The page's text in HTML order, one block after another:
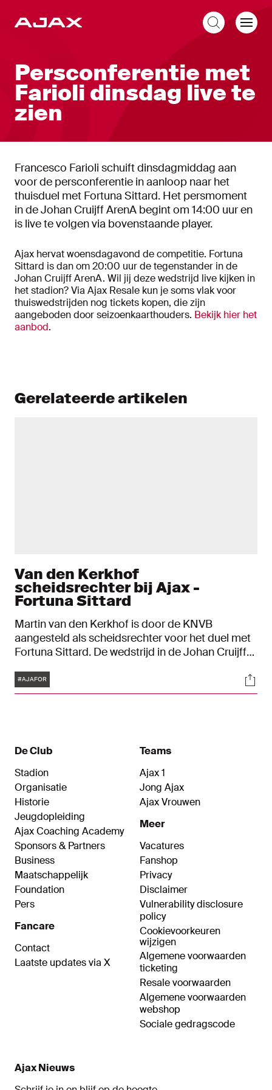
Persconferentie met
Farioli dinsdag live te
zien
Francesco Farioli schuift dinsdagmiddag aan
voor de persconferentie in aanloop naar het
thuisduel met Fortuna Sittard. Het persmoment
in de Johan Cruijff ArenA begint om 14:00 uur en
is live te volgen via bovenstaande player.
Ajax hervat woensdagavond de competitie. Fortuna
Sittard is dan om 20:00 uur de tegenstander in de
Johan Cruijff ArenA. Wil jij deze wedstrijd live kijken in
het stadion? Via Ajax Resale kun je soms vlak voor
thuiswedstrijden nog tickets kopen, die zijn
aangeboden door seizoenkaarthouders. Bekijk hier het
aanbod.
Gerelateerde artikelen
Van den Kerkhof
scheidsrechter bij Ajax -
Fortuna Sittard
Martin van den Kerkhof is door de KNVB
aangesteld als scheidsrechter voor het duel met
Fortuna Sittard. De wedstrijd in de Johan Cruijff
Tags
#AJAFOR
De Club
Stadion
Organisatie
Historie
Jeugdopleiding
Ajax Coaching Academy
Sponsors & Partners
Business
Maatschappelijk
Foundation
Pers
Fancare
Contact
Laatste updates via X
Teams
Ajax 1
Jong Ajax
Ajax Vrouwen
Meer
Vacatures
Fanshop
Privacy
Disclaimer
Vulnerability disclosure
policy
Cookievoorkeuren
wijzigen
Algemene voorwaarden
ticketing
Resale voorwaarden
Algemene voorwaarden
webshop
Sociale gedragscode
Ajax Nieuws